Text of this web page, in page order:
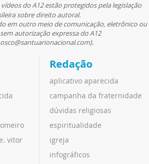
do A12 estão protegidos pela legislação
sobre direito autoral.
em outro meio de comunicação, eletrônico ou
autorização expressa do A12
vitor
Redação
aplicativo aparecida
campanha da fraternidade
dúvidas religiosas
espiritualidade
igreja
infográficos